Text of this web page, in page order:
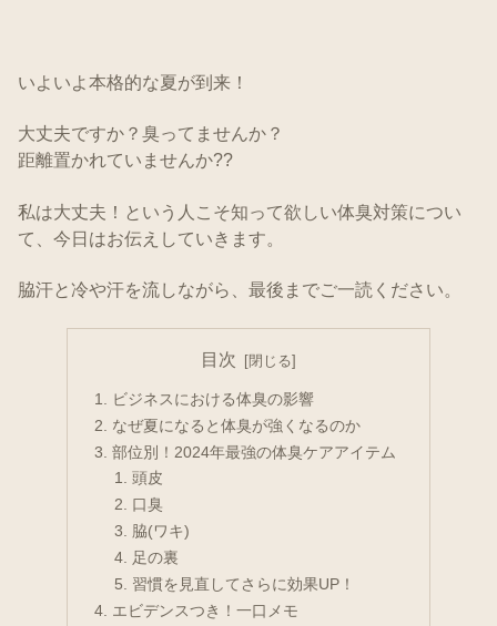
いよいよ本格的な夏が到来！
大丈夫ですか？臭ってませんか？
距離置かれていませんか??
私は大丈夫！という人こそ知って欲しい体臭対策につい
て、今日はお伝えしていきます。
脇汗と冷や汗を流しながら、最後までご一読ください。
目次
ビジネスにおける体臭の影響
なぜ夏になると体臭が強くなるのか
部位別！2024年最強の体臭ケアアイテム
頭皮
口臭
脇(ワキ)
足の裏
習慣を見直してさらに効果UP！
エビデンスつき！一口メモ